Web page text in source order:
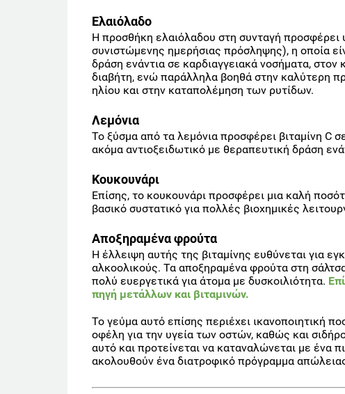
Ελαιόλαδο
Η προσθήκη ελαιόλαδου στη συνταγή προσφέρει
συνιστώμενης ημερήσιας πρόσληψης), η οποία
δράση ενάντια σε καρδιαγγειακά νοσήματα,
διαβήτη, ενώ παράλληλα βοηθά στην καλύτερη
ηλίου και στην καταπολέμηση των ρυτίδων.
Λεμόνια
Το ξύσμα από τα λεμόνια προσφέρει βιταμίνη C
ακόμα αντιοξειδωτικό με θεραπευτική δράση
Κουκουνάρι
Επίσης, το κουκουνάρι προσφέρει μια καλή
βασικό συστατικό για πολλές βιοχημικές
Αποξηραμένα φρούτα
Η έλλειψη αυτής της βιταμίνης ευθύνεται για
αλκοολικούς. Τα αποξηραμένα φρούτα στη
πολύ ευεργετικά για άτομα με δυσκοιλιότητα.
πηγή μετάλλων και βιταμινών.
Το γεύμα αυτό επίσης περιέχει ικανοποιητική
οφέλη για την υγεία των οστών, καθώς και
αυτό και προτείνεται να καταναλώνεται με ένα
ακολουθούν ένα διατροφικό πρόγραμμα